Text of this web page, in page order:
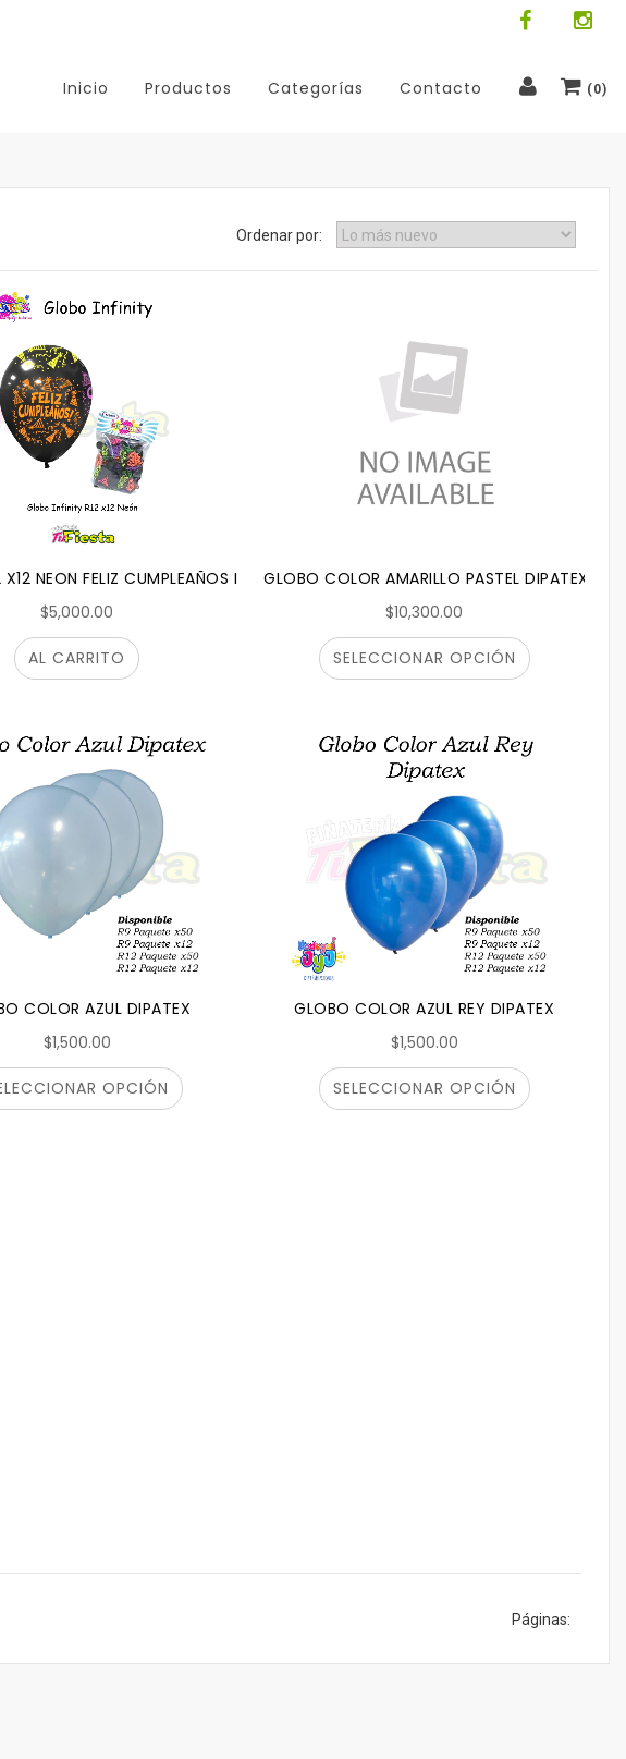
Inicio Productos Categorías Contacto ( 0)
Ordenar por:
DIPATEX
NEON FELIZ CUMPLEAÑOS INFINITY DIPATEX
$5,000.00
AL CARRITO
GLOBO COLOR AMARILLO PASTEL DIPATEX
$10,300.00
SELECCIONAR OPCIÓN
COLOR AZUL DIPATEX
$1,500.00
OPCIÓN
GLOBO COLOR AZUL REY DIPATEX
$1,500.00
SELECCIONAR OPCIÓN
Páginas: